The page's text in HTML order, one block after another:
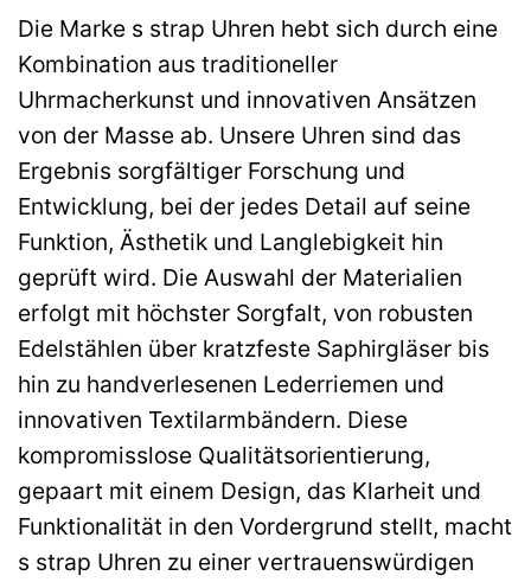
Die Marke s strap Uhren hebt sich durch eine
Kombination aus traditioneller
Uhrmacherkunst und innovativen Ansätzen
von der Masse ab. Unsere Uhren sind das
Ergebnis sorgfältiger Forschung und
Entwicklung, bei der jedes Detail auf seine
Funktion, Ästhetik und Langlebigkeit hin
geprüft wird. Die Auswahl der Materialien
erfolgt mit höchster Sorgfalt, von robusten
Edelstählen über kratzfeste Saphirgläser bis
hin zu handverlesenen Lederriemen und
innovativen Textilarmbändern. Diese
kompromisslose Qualitätsorientierung,
gepaart mit einem Design, das Klarheit und
Funktionalität in den Vordergrund stellt, macht
s strap Uhren zu einer vertrauenswürdigen